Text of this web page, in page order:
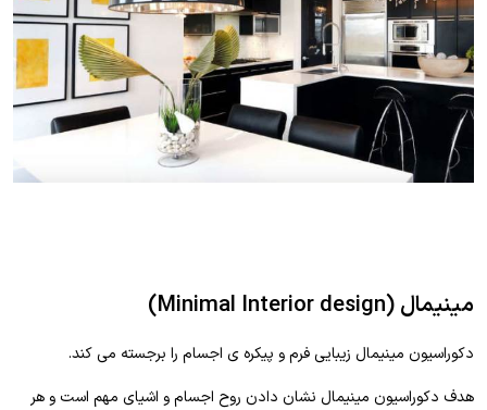
مینیمال (Minimal Interior design)
دکوراسیون مینیمال زیبایی فرم و پیکره ی اجسام را برجسته می کند.
هدف دکوراسیون مینیمال نشان دادن روح اجسام و اشیای مهم است و هر